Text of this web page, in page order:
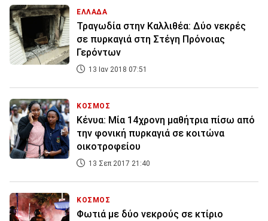
ΕΛΛΑΔΑ
Τραγωδία στην Καλλιθέα: Δύο νεκρές
σε πυρκαγιά στη Στέγη Πρόνοιας
Γερόντων
13 Ιαν 2018 07:51
ΚΟΣΜΟΣ
Κένυα: Μία 14χρονη μαθήτρια πίσω από
την φονική πυρκαγιά σε κοιτώνα
οικοτροφείου
13 Σεπ 2017 21:40
ΚΟΣΜΟΣ
Φωτιά με δύο νεκρούς σε κτίριο